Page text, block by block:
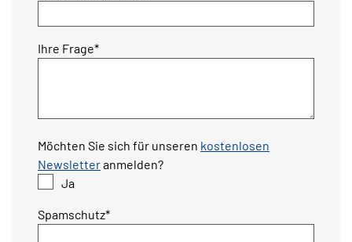
Pflichtfeld
Ihre Frage*
Möchten Sie sich für unseren kostenlosen
Newsletteranmelden?
Ja
Pflichtfeld
Spamschutz*